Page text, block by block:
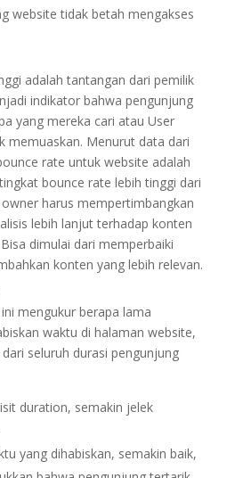
website tidak betah mengakses
adalah tantangan dari pemilik
indikator bahwa pengunjung
yang mereka cari atau User
memuaskan. Menurut data dari
rate untuk website adalah
bounce rate lebih tinggi dari
harus mempertimbangkan
lebih lanjut terhadap konten
dimulai dari memperbaiki
konten yang lebih relevan.
mengukur berapa lama
waktu di halaman website,
seluruh durasi pengunjung
duration, semakin jelek
yang dihabiskan, semakin baik,